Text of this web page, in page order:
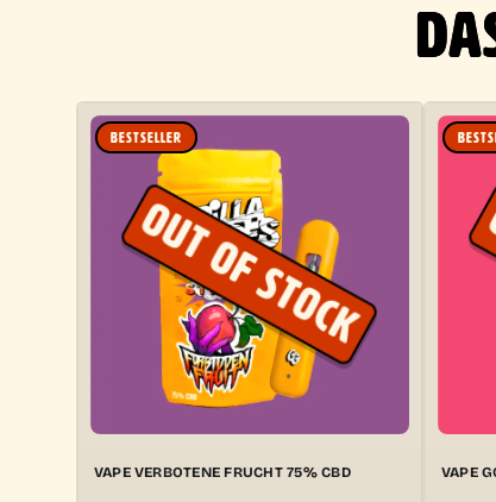
BESTSELLER
VAPE VERBOTENE FRUCHT 75% CBD VAPE